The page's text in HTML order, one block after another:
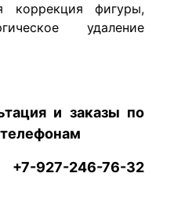
коррекция фигуры,
удаление
и заказы по
927-246-76-32